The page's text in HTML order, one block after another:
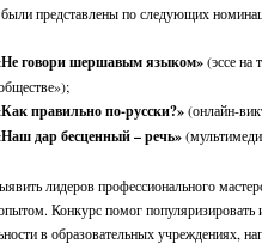
представлены по следующих
говори шершавым языком»(эссе на
правильно по-русски?»(онлайн-
дар бесценный – речь»
лидеров профессионального
Конкурс помог популяризировать
в образовательных учреждениях,